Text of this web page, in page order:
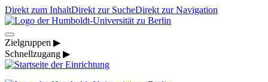
Direkt zum InhaltDirekt zur SucheDirekt zur Navigation
Zielgruppen ▶
Schnellzugang ▶